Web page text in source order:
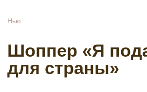
Нью
Шоппер «Я
для страны»